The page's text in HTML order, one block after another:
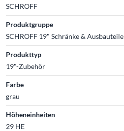
SCHROFF
Produktgruppe
SCHROFF 19" Schränke & Ausbauteile
Produkttyp
19"-Zubehör
Farbe
grau
Höheneinheiten
29 HE